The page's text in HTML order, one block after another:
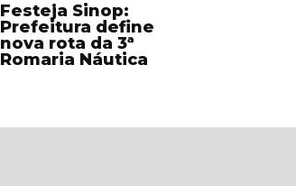
Festeja Sinop:
Prefeitura define
nova rota da 3ª
Romaria Náutica